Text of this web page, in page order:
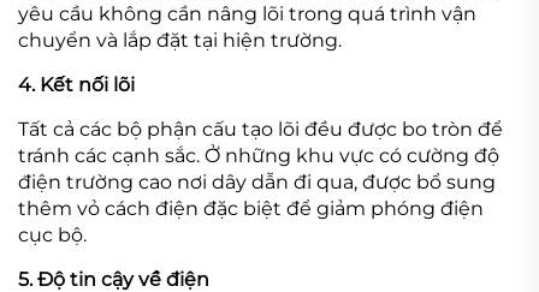
yêu cầu không cần nâng lõi trong quá trình vận
chuyển và lắp đặt tại hiện trường.
4. Kết nối lõi
Tất cả các bộ phận cấu tạo lõi đều được bo tròn để
tránh các cạnh sắc. Ở những khu vực có cường độ
điện trường cao nơi dây dẫn đi qua, được bổ sung
thêm vỏ cách điện đặc biệt để giảm phóng điện
cục bộ.
5. Độ tin cậy về điện